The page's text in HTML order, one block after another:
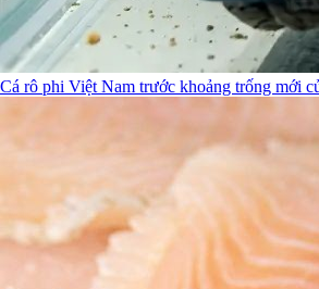
Cá rô phi Việt Nam trước khoảng trống mới